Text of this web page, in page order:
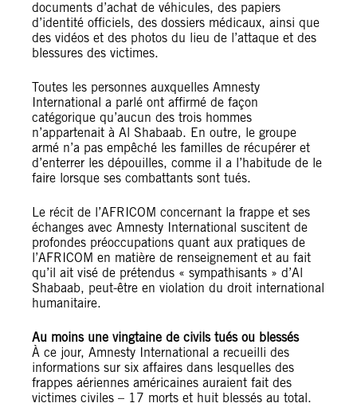
documents d’achat de véhicules, des papiers
d’identité officiels, des dossiers médicaux, ainsi que
des vidéos et des photos du lieu de l’attaque et des
blessures des victimes.
Toutes les personnes auxquelles Amnesty
International a parlé ont affirmé de façon
catégorique qu’aucun des trois hommes
n’appartenait à Al Shabaab. En outre, le groupe
armé n’a pas empêché les familles de récupérer et
d’enterrer les dépouilles, comme il a l’habitude de le
faire lorsque ses combattants sont tués.
Le récit de l’AFRICOM concernant la frappe et ses
échanges avec Amnesty International suscitent de
profondes préoccupations quant aux pratiques de
l’AFRICOM en matière de renseignement et au fait
qu’il ait visé de prétendus « sympathisants » d’Al
Shabaab, peut-être en violation du droit international
humanitaire.
Au moins une vingtaine de civils tués ou blessés
À ce jour, Amnesty International a recueilli des
informations sur six affaires dans lesquelles des
frappes aériennes américaines auraient fait des
victimes civiles – 17 morts et huit blessés au total.